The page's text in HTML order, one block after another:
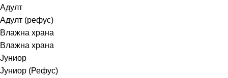
Адулт
Адулт (рефус)
Влажна храна
Влажна храна
Јуниор
Јуниор (Рефус)